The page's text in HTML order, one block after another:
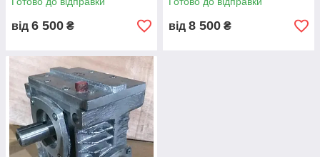
від 6 500 ₴ від 8 500 ₴